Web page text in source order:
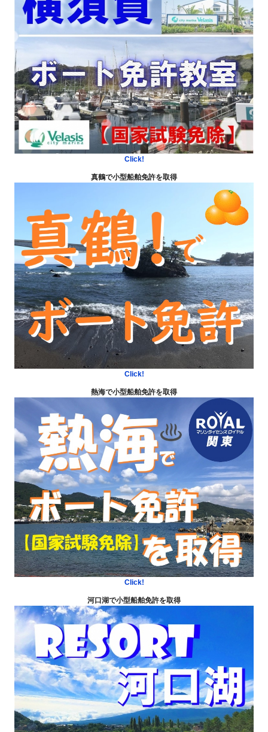
Click!
真鶴で小型船舶免許を取得
Click!
熱海で小型船舶免許を取得
Click!
河口湖で小型船舶免許を取得